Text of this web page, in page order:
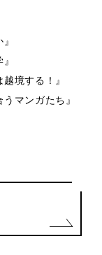
境する！』
マンガたち』